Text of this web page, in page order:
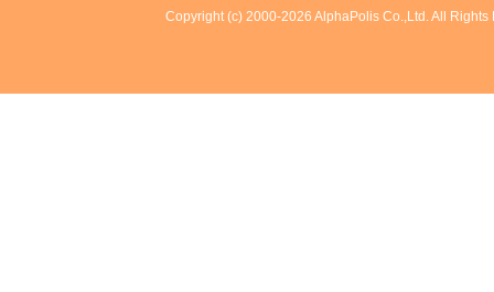
Copyright (c) 2000-2026 AlphaPolis Co.,Ltd. All Rights